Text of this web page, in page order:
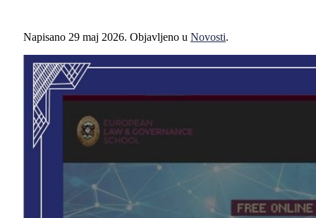
Napisano 29 maj 2026. Objavljeno u Novosti.